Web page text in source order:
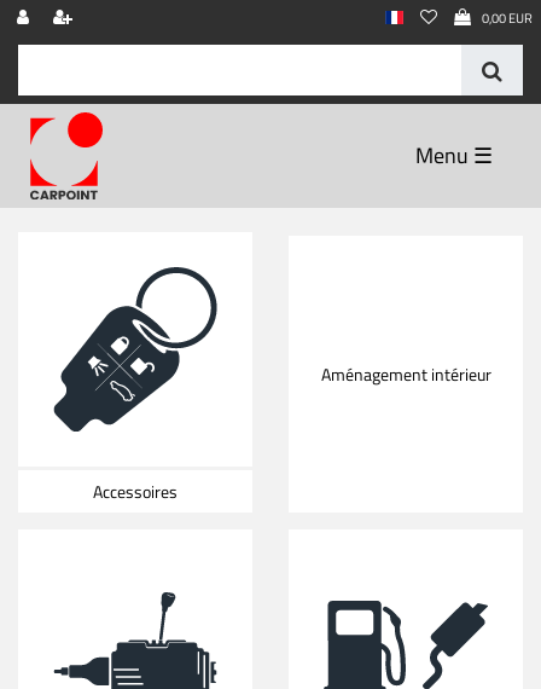
0,00 EUR
☰
Accessoires
Aménagement intérieur